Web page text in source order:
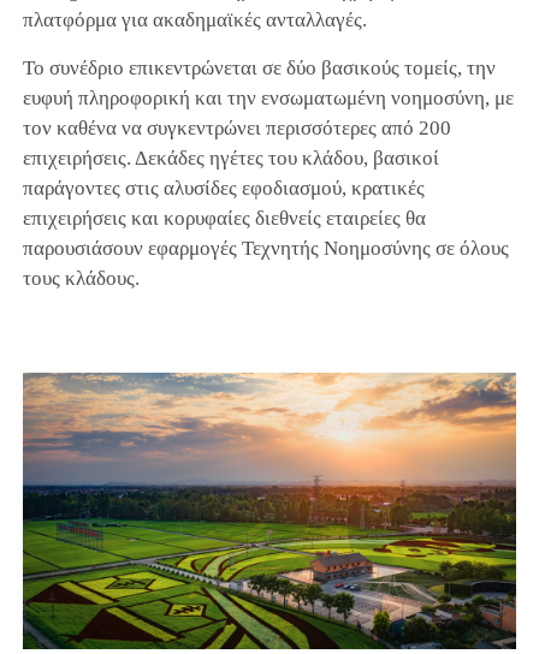
πλατφόρμα για ακαδημαϊκές ανταλλαγές.
Το συνέδριο επικεντρώνεται σε δύο βασικούς τομείς, την
ευφυή πληροφορική και την ενσωματωμένη νοημοσύνη, με
τον καθένα να συγκεντρώνει περισσότερες από 200
επιχειρήσεις. Δεκάδες ηγέτες του κλάδου, βασικοί
παράγοντες στις αλυσίδες εφοδιασμού, κρατικές
επιχειρήσεις και κορυφαίες διεθνείς εταιρείες θα
παρουσιάσουν εφαρμογές Τεχνητής Νοημοσύνης σε όλους
τους κλάδους.